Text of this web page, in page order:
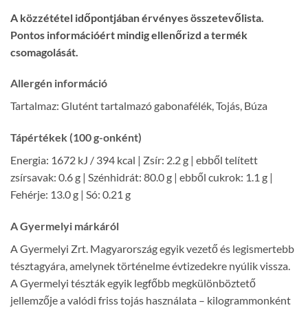
A közzététel időpontjában érvényes összetevőlista.
Pontos információért mindig ellenőrizd a termék
csomagolását.
Allergén információ
Tartalmaz: Glutént tartalmazó gabonafélék, Tojás, Búza
Tápértékek (100 g-onként)
Energia: 1672 kJ / 394 kcal | Zsír: 2.2 g | ebből telített
zsírsavak: 0.6 g | Szénhidrát: 80.0 g | ebből cukrok: 1.1 g |
Fehérje: 13.0 g | Só: 0.21 g
A Gyermelyi márkáról
A Gyermelyi Zrt. Magyarország egyik vezető és legismertebb
tésztagyára, amelynek történelme évtizedekre nyúlik vissza.
A Gyermelyi tészták egyik legfőbb megkülönböztető
jellemzője a valódi friss tojás használata – kilogrammonként